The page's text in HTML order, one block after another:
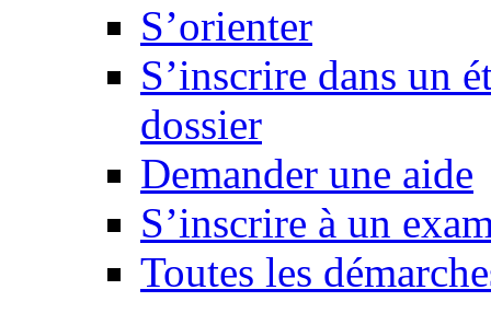
S’orienter
S’inscrire dans un
dossier
Demander une aide
S’inscrire à un
Toutes les